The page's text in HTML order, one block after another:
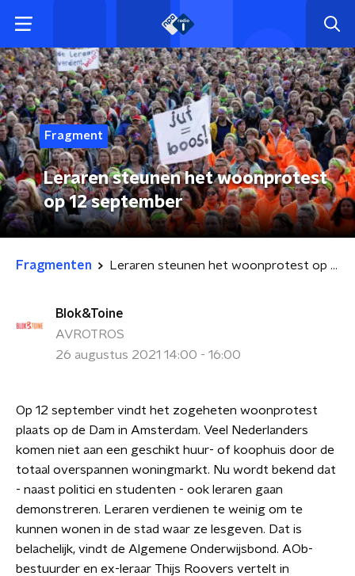
Fragment
Leraren steunen het woonprotest
op 12 september
Fragmenten Leraren steunen het woonprotest op 12 september
Blok&Toine
AVROTROS
26 augustus 2021 14:00 - 16:00
Op 12 september vindt het zogeheten woonprotest
plaats op de Dam in Amsterdam. Veel Nederlanders
komen niet aan een geschikt huur- of koophuis door de
totaal overspannen woningmarkt. Nu wordt bekend dat
- naast politici en studenten - ook leraren gaan
demonstreren. Leraren verdienen te weinig om te
kunnen wonen in de stad waar ze lesgeven. Dat is
belachelijk, vindt de Algemene Onderwijsbond. AOb-
bestuurder en ex-leraar Thijs Roovers vertelt in